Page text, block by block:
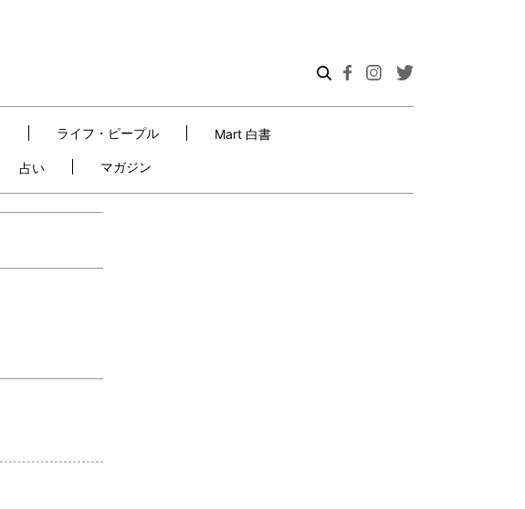
ライフ・ピープル Mart 白書
占い マガジン